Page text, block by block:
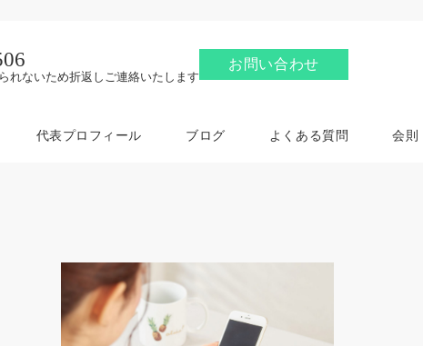
れないため折返しご連絡いたします
お問い合わせ
代表プロフィール ブログ よくある質問 会則